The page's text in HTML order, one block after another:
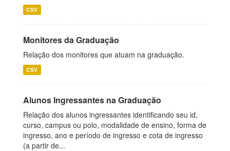
CSV
Monitores da Graduação
Relação dos monitores que atuam na graduação.
CSV
Alunos Ingressantes na Graduação
Relação dos alunos ingressantes identificando seu id,
curso, campus ou polo, modalidade de ensino, forma de
ingresso, ano e período de ingresso e cota de ingresso
(a partir de...